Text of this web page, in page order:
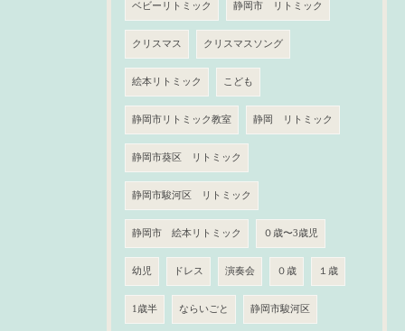
ベビーリトミック 静岡市 リトミック
クリスマス クリスマスソング
絵本リトミック こども
静岡市リトミック教室 静岡 リトミック
静岡市葵区 リトミック
静岡市駿河区 リトミック
静岡市 絵本リトミック ０歳〜3歳児
幼児 ドレス 演奏会 ０歳 １歳
1歳半 ならいごと 静岡市駿河区